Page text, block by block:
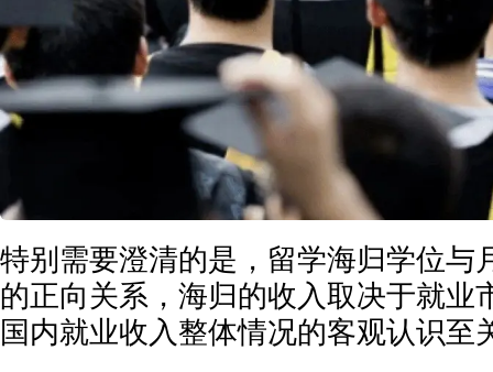
特别需要澄清的是，留学海归学位与
的正向关系，海归的收入取决于就业
国内就业收入整体情况的客观认识至